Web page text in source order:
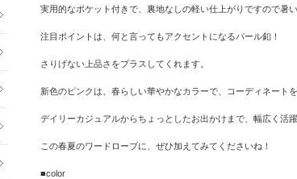
実用的なポケット付きで、裏地なしの軽い仕上がりですので暑
注目ポイントは、何と言ってもアクセントになるパール釦！
さりげない上品さをプラスしてくれます。
新色のピンクは、春らしい華やかなカラーで、コーディネート
デイリーカジュアルからちょっとしたお出かけまで、幅広く活
この春夏のワードローブに、ぜひ加えてみてくださいね！
■color